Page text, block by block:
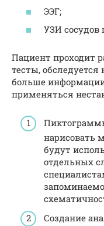
ЭЭГ;
УЗИ сосудов
Пациент проходит
тесты,
больше
применяться
нарисовать
будут
отдельных
Создание